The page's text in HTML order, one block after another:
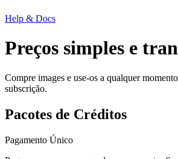
Help & Docs
Preços simples e
Compre images e use-os a qualquer
subscrição.
Pacotes de Créditos
Pagamento Único